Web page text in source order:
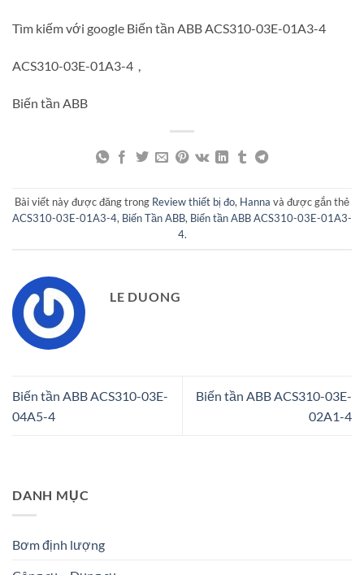
Tìm kiếm với google Biến tần ABB ACS310-03E-01A3-4
ACS310-03E-01A3-4 ,
Biến tần ABB
Bài viết này được đăng trong Review thiết bị đo, Hanna và được gắn thẻ
ACS310-03E-01A3-4, Biến Tần ABB, Biến tần ABB ACS310-03E-01A3-
4.
LE DUONG
Biến tần ABB ACS310-03E-
04A5-4
Biến tần ABB ACS310-03E-
02A1-4
DANH MỤC
Bơm định lượng